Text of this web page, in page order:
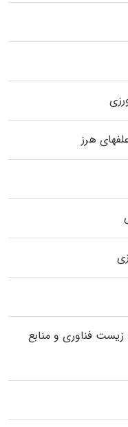
هرز
فناوری و منابع